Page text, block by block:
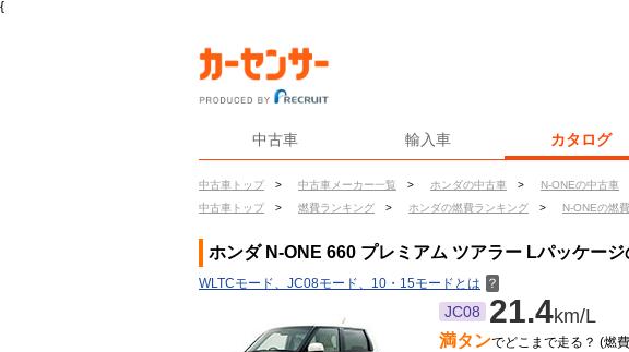
{
中古車 輸入車 カタログ
中古車トップ > 中古車メーカー一覧 > ホンダの中古車 > N-ONEの中古車
中古車トップ
> 燃費ランキング > ホンダの燃費ランキング > N-ONEの燃費
ホンダ N-ONE 660 プレミアム ツアラー Lパッケージ
WLTCモード、JC08モード、10・15モードとは ？
JC08 21.4km/L
満タンでどこまで走る？ (燃